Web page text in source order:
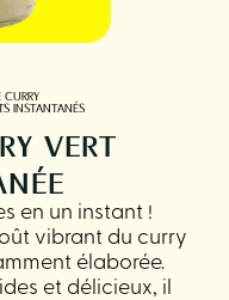
CURRY
INSTANTANÉS
VERT
en un instant !
vibrant du curry
élaborée.
et délicieux, il